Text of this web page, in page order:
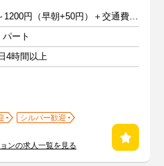
時給1080円～1200円（早朝+50円）＋交通費全額支給
ート
4時間以上
シルバー歓迎
ンの求人一覧を見る